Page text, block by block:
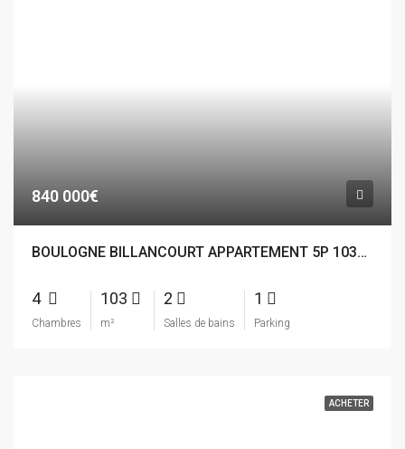
840 000€
BOULOGNE BILLANCOURT APPARTEMENT 5P 103M²
4
Chambres
103
m²
2
Salles de bains
1
Parking
ACHETER